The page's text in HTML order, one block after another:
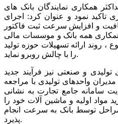
همکاری نمایندگان بانک های
تاکید نمود و عنوان کرد: اجرای
و افزایش سرعت ثبت فاکتور
همه بانک و موسسات مالی
، روند ارائه تسهیلات حوزه تولید
را با چالش روبرو نماید.
تولیدی و صنعتی نیز فرآیند جدید
واحدهای تولیدی با مراجعه
اولیه و ماشین آلات خود را
مراحل توسط بانک به سرعت انجام
پذیرد.